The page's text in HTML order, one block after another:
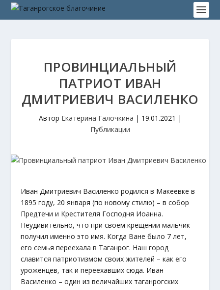
ПРОВИНЦИАЛЬНЫЙ
ПАТРИОТ ИВАН
ДМИТРИЕВИЧ ВАСИЛЕНКО
Автор Екатерина Галочкина | 19.01.2021 |
Публикации
Иван Дмитриевич Василенко родился в Макеевке в
1895 году, 20 января (по новому стилю) – в собор
Предтечи и Крестителя Господня Иоанна.
Неудивительно, что при своем крещении мальчик
получил именно это имя. Когда Ване было 7 лет,
его семья переехала в Таганрог. Наш город
славится патриотизмом своих жителей – как его
уроженцев, так и переехавших сюда. Иван
Василенко – один из величайших таганрогских